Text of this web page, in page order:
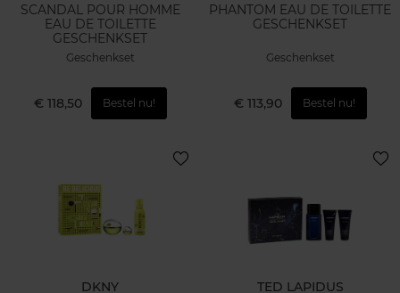
SCANDAL POUR HOMME
EAU DE TOILETTE
GESCHENKSET
Geschenkset
€ 118,50 Bestel nu!
PHANTOM EAU DE TOILETTE
GESCHENKSET
Geschenkset
€ 113,90 Bestel nu!
DKNY TED LAPIDUS